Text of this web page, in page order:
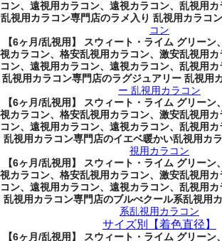
コン、遠視用カラコン、遠視カラコン、乱視用
乱視用カラコン専門店のラメ入り 乱視用カラコン
コン
【6ヶ月/乱視用】 スウィート・ライム グリー
視カラコン、格安乱視用カラコン、激安乱視用
コン、遠視用カラコン、遠視カラコン、乱視用
乱視用カラコン専門店のラグジュアリー 乱視用
ー 乱視用カラコン
【6ヶ月/乱視用】 スウィート・ライム グリー
視カラコン、格安乱視用カラコン、激安乱視用
コン、遠視用カラコン、遠視カラコン、乱視用
乱視用カラコン専門店のイエベ暖かい乱視用カ
視用カラコン
【6ヶ月/乱視用】 スウィート・ライム グリー
視カラコン、格安乱視用カラコン、激安乱視用
コン、遠視用カラコン、遠視カラコン、乱視用
乱視用カラコン専門店のブルべクール系乱視用
系乱視用カラコン
サイズ別【着色直径】
【6ヶ月/乱視用】 スウィート・ライム グリー